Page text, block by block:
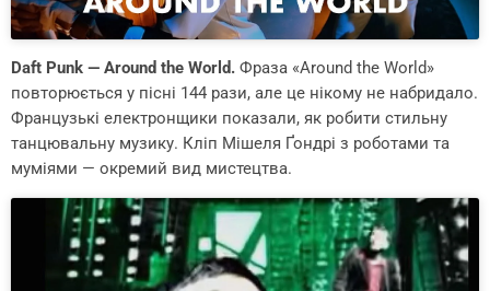
Daft Punk — Around the World. Фраза «Around the World»
повторюється у пісні 144 рази, але це нікому не набридало.
Французькі електронщики показали, як робити стильну
танцювальну музику. Кліп Мішеля Ґондрі з роботами та
муміями — окремий вид мистецтва.